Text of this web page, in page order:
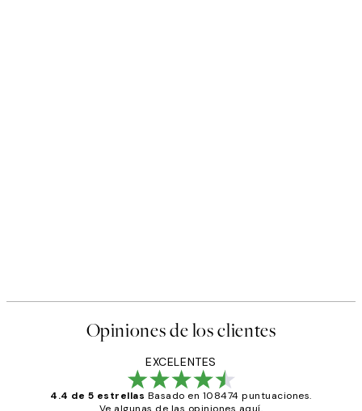
Opiniones de los clientes
EXCELENTES
4.4 de 5 estrellas Basado en 108474 puntuaciones.